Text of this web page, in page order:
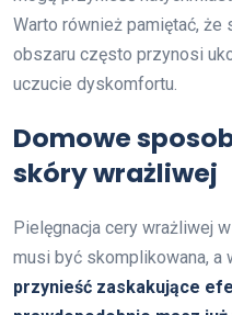
Warto również pamiętać, że
obszaru często przynosi
uczucie dyskomfortu.
Domowe
skóry wrażliwej
Pielęgnacja cery wrażliwej
musi być skomplikowana, a
przynieść zaskakujące